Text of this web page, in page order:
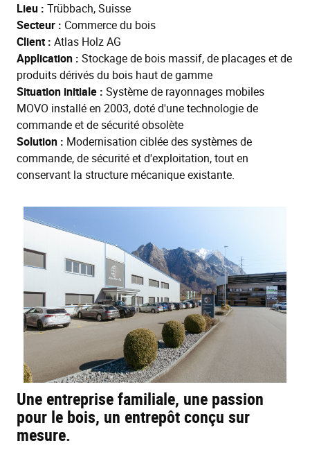
Lieu : Trübbach, Suisse
Secteur : Commerce du bois
Client : Atlas Holz AG
Application : Stockage de bois massif, de placages et de
produits dérivés du bois haut de gamme
Situation initiale : Système de rayonnages mobiles
MOVO installé en 2003, doté d'une technologie de
commande et de sécurité obsolète
Solution : Modernisation ciblée des systèmes de
commande, de sécurité et d'exploitation, tout en
conservant la structure mécanique existante.
Une entreprise familiale, une passion
pour le bois, un entrepôt conçu sur
mesure.